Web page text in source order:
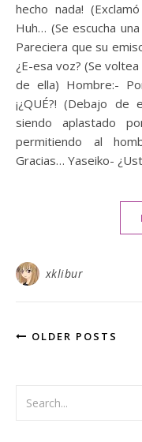
hecho nada!
Huh… (Se escucha
Pareciera que su
¿E-esa voz? (Se
de ella) Hombre:-
¡¿QUÉ?! (Debajo de
siendo aplastado
permitiendo al
Gracias… Yaseiko-
xklibur
OLDER POSTS